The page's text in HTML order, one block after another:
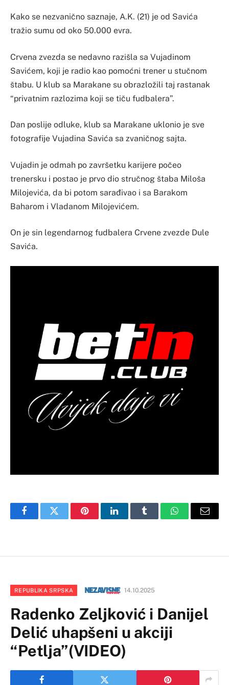
Kako se nezvanično saznaje, A.K. (21) je od Savića
tražio sumu od oko 50.000 evra.
Crvena zvezda se nedavno razišla sa Vujadinom
Savićem, koji je radio kao pomoćni trener u stučnom
štabu. U klub sa Marakane su obrazložili taj rastanak
“privatnim razlozima koji se tiču fudbalera”.
Dan poslije odluke, klub sa Marakane uklonio je sve
fotografije Vujadina Savića sa zvaničnog sajta.
Vujadin je odmah po završetku karijere počeo
trenersku i postao je prvo dio stručnog štaba Miloša
Milojevića, da bi potom sarađivao i sa Barakom
Baharom i Vladanom Milojevićem.
On je sin legendarnog fudbalera Crvene zvezde Dule
Savića.
FacebookTwitter PinterestLinkedInTumblr WhatsAppEmail
REPUBLIKA SRPSKA 14.10.2025
Radenko Zeljković i Danijel
Delić uhapšeni u akciji
“Petlja”(VIDEO)